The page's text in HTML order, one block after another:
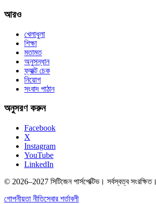
আরও
খেলাধুলা
শিক্ষা
মতামত
অনুসন্ধান
ফ্যাক্ট চেক
নিয়োগ
সংবাদ পাঠান
অনুসরণ করুন
Facebook
X
Instagram
YouTube
LinkedIn
© 2026–2027 সিটিজেন পার্সপেক্টিভ। সর্বস্বত্ব সংরক্ষিত।
গোপনীয়তা নীতিসেবার শর্তাবলী